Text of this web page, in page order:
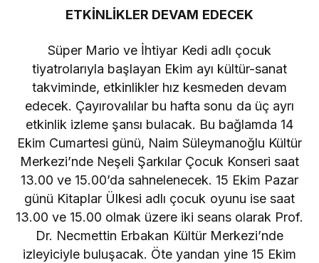
ETKİNLİKLER DEVAM EDECEK
Süper Mario ve İhtiyar Kedi adlı çocuk
tiyatrolarıyla başlayan Ekim ayı kültür-sanat
takviminde, etkinlikler hız kesmeden devam
edecek. Çayırovalılar bu hafta sonu da üç ayrı
etkinlik izleme şansı bulacak. Bu bağlamda 14
Ekim Cumartesi günü, Naim Süleymanoğlu Kültür
Merkezi’nde Neşeli Şarkılar Çocuk Konseri saat
13.00 ve 15.00’da sahnelenecek. 15 Ekim Pazar
günü Kitaplar Ülkesi adlı çocuk oyunu ise saat
13.00 ve 15.00 olmak üzere iki seans olarak Prof.
Dr. Necmettin Erbakan Kültür Merkezi’nde
izleyiciyle buluşacak. Öte yandan yine 15 Ekim